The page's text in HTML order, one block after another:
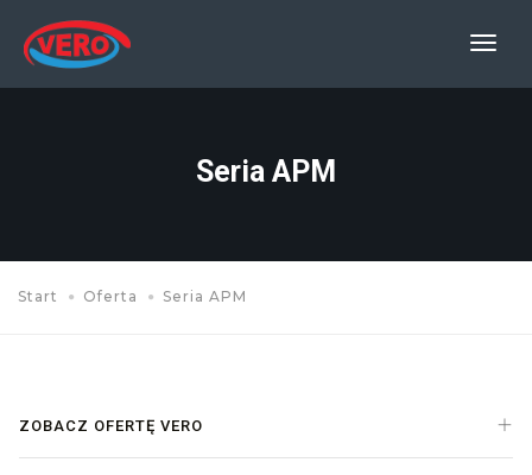
Seria APM
Start Oferta Seria APM
ZOBACZ OFERTĘ VERO